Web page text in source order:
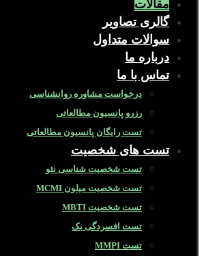
مقالات
گالری تصاویر
سوالات متداول
درباره ما
تماس با ما
درخواست مشاوره روانشناسی
رزرو پانسیون مطالعاتی
تست رایگان پانسیون مطالعاتی
تست های شخصیت
تست شخصیت شناسی نئو
تست شخصیت میلون MCMI
تست شخصیت MBTI
تست افسردگی بک
تست MMPI